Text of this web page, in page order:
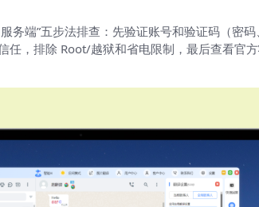
”五步法排查：先验证账号和验证码（密码
，排除 Root/越狱和省电限制，最后查看官